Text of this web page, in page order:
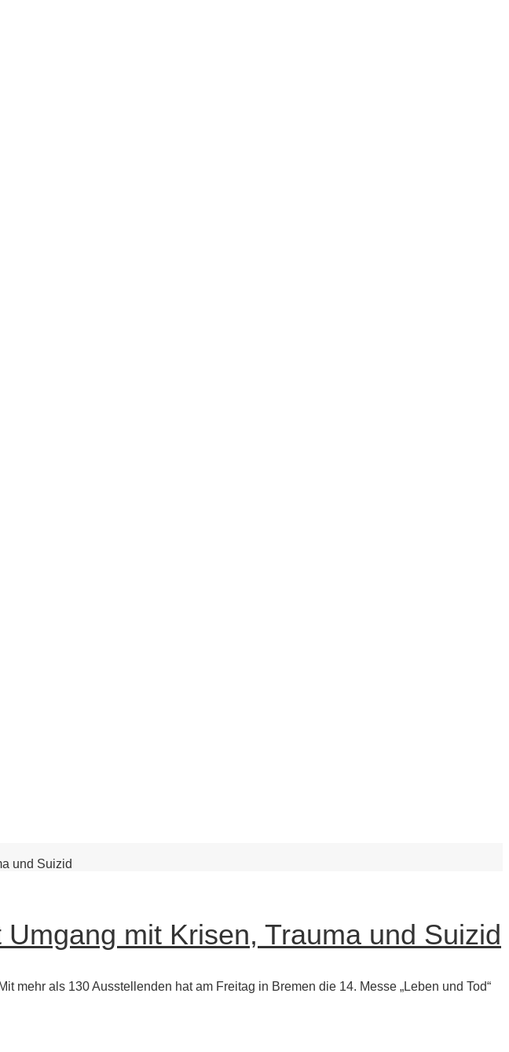
und Suizid
mit Krisen, Trauma und Suizid
mehr als 130 Ausstellenden hat am Freitag in Bremen die 14. Messe „Leben und Tod“